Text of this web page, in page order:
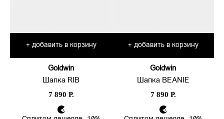
+ добавить в корзину
Goldwin
Шапка RIB
7 890 Р.
+ добавить в корзину
Goldwin
Шапка BEANIE
7 890 Р.